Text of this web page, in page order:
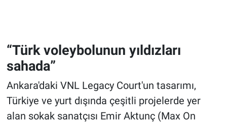
“Türk voleybolunun yıldızları
sahada”
Ankara'daki VNL Legacy Court'un tasarımı,
Türkiye ve yurt dışında çeşitli projelerde yer
alan sokak sanatçısı Emir Aktunç (Max On